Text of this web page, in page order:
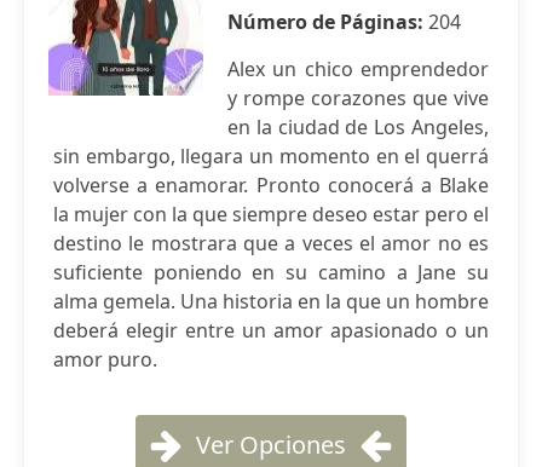
Número de Páginas: 204
Alex un chico emprendedor
y rompe corazones que vive
en la ciudad de Los Angeles,
sin embargo, llegara un momento en el querrá
volverse a enamorar. Pronto conocerá a Blake
la mujer con la que siempre deseo estar pero el
destino le mostrara que a veces el amor no es
suficiente poniendo en su camino a Jane su
alma gemela. Una historia en la que un hombre
deberá elegir entre un amor apasionado o un
amor puro.
Ver Opciones